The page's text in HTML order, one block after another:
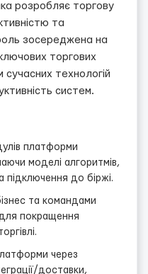
розробляє торгову
та
зосереджена на
торгових
сучасних технологій
систем.
платформи
моделі алгоритмів,
підключення до біржі.
та командами
покращення
через
доставки,